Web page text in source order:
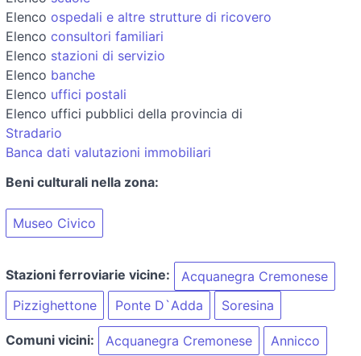
Elenco ospedali e altre strutture di ricovero
Elenco consultori familiari
Elenco stazioni di servizio
Elenco banche
Elenco uffici postali
Elenco uffici pubblici della provincia di
Stradario
Banca dati valutazioni immobiliari
Beni culturali nella zona:
Museo Civico
Stazioni ferroviarie vicine:
Acquanegra Cremonese
Pizzighettone
Ponte D`Adda Soresina
Comuni vicini: Acquanegra Cremonese Annicco